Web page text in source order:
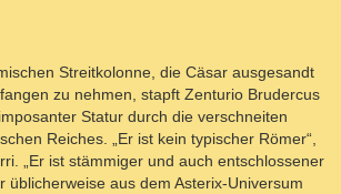
Streitkolonne, die Cäsar ausgesandt
zu nehmen, stapft Zenturio Brudercus
Statur durch die verschneiten
Reiches. „Er ist kein typischer Römer“,
„Er ist stämmiger und auch entschlossener
üblicherweise aus dem Asterix-Universum